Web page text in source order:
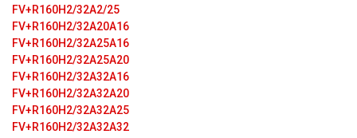
FV+R160H2/32A2/25
FV+R160H2/32A20A16
FV+R160H2/32A25A16
FV+R160H2/32A25A20
FV+R160H2/32A32A16
FV+R160H2/32A32A20
FV+R160H2/32A32A25
FV+R160H2/32A32A32